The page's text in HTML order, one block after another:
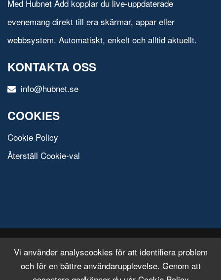
Vi använder analyscookies för att identifiera problem
och för en bättre användarupplevelse. Genom att
Med Hubnet Add kopplar du live-uppdaterade
evenemang direkt till era skärmar, appar eller
webbsystem. Automatiskt, enkelt och alltid aktuellt.
KONTAKTA OSS
info@hubnet.se
COOKIES
Cookie Policy
Återställ Cookie-val